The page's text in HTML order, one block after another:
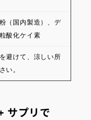
（国内製造）、デ
酸化ケイ素
避けて、涼しい所
い。
サプリで